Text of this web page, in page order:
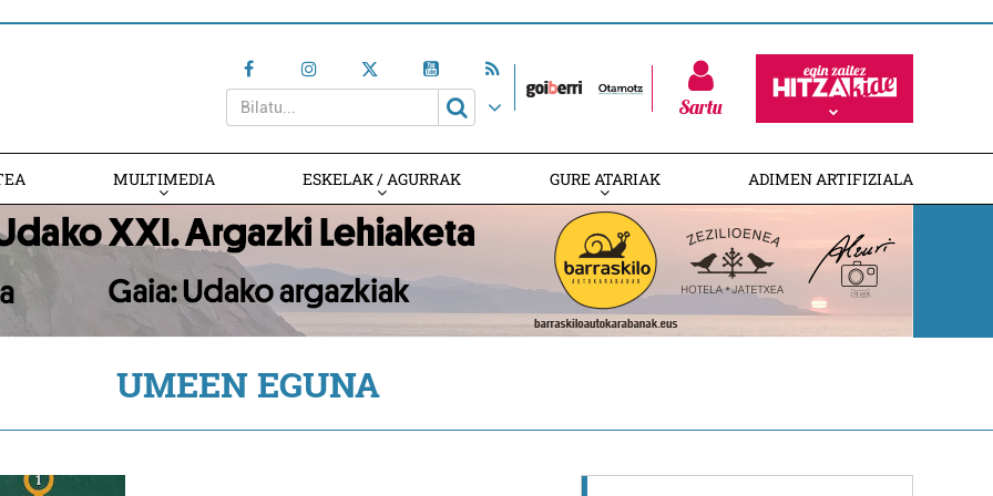
Sartu
MULTIMEDIA ESKELAK / AGURRAK GURE ATARIAK ADIMEN ARTIFIZIALA
UMEEN EGUNA